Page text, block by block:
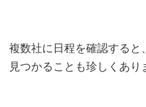
複数社に日程を確認する
見つかることも珍しくあり